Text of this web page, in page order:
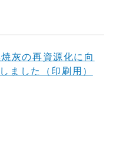
灰の再資源化に向
ました（印刷用）